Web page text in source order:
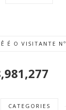
É O VISITANTE Nº
CATEGORIES